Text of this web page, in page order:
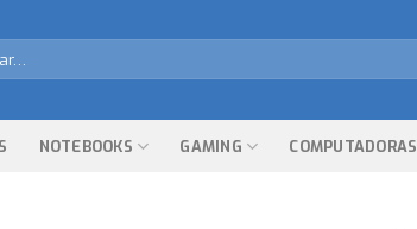
NOTEBOOKS GAMING COMPUTADORAS